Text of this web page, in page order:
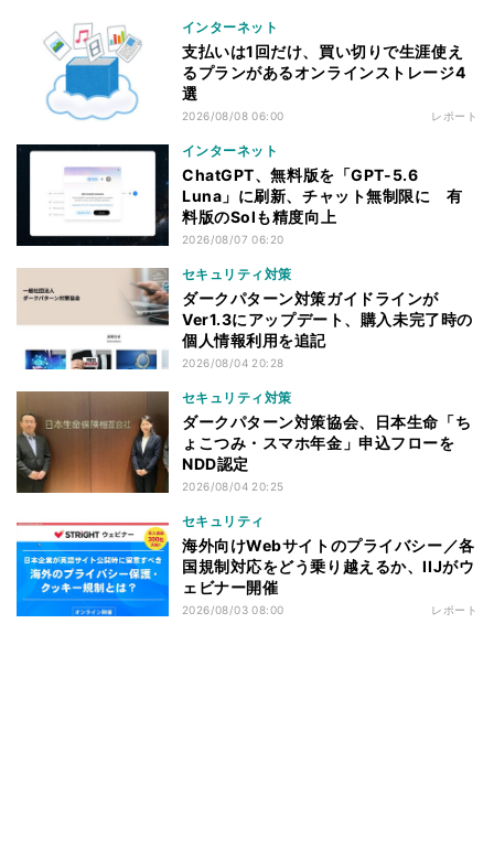
インターネット
支払いは1回だけ、買い切りで生涯使え
るプランがあるオンラインストレージ4
選
2026/08/08 06:00 レポート
インターネット
ChatGPT、無料版を「GPT-5.6
Luna」に刷新、チャット無制限に 有
料版のSolも精度向上
2026/08/07 06:20
セキュリティ対策
ダークパターン対策ガイドラインが
Ver1.3にアップデート、購入未完了時の
個人情報利用を追記
2026/08/04 20:28
セキュリティ対策
ダークパターン対策協会、日本生命「ち
ょこつみ・スマホ年金」申込フローを
NDD認定
2026/08/04 20:25
セキュリティ
海外向けWebサイトのプライバシー／各
国規制対応をどう乗り越えるか、IIJがウ
ェビナー開催
2026/08/03 08:00 レポート